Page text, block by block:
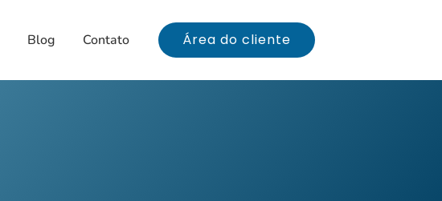
Blog Contato Área do cliente